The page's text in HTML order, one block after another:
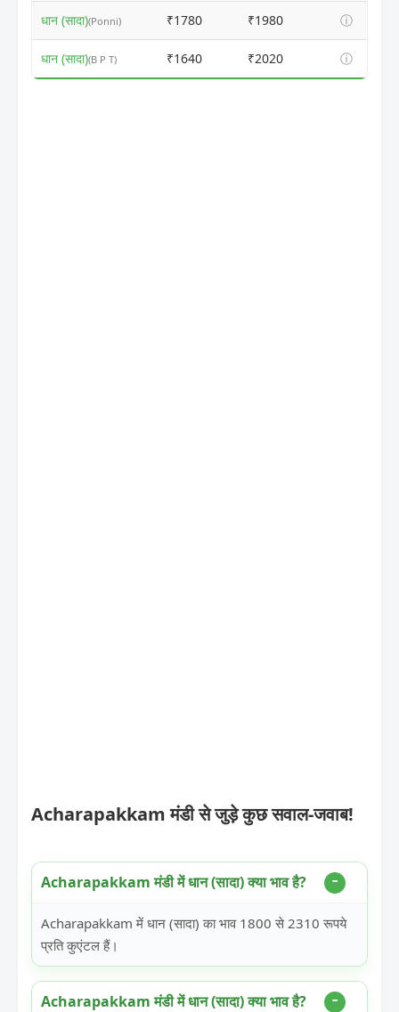
धान (सादा)(Ponni) ₹1780 ₹1980 ⓘ
धान (सादा)(B P T) ₹1640 ₹2020 ⓘ
Acharapakkam मंडी से जुड़े कुछ सवाल-जवाब!
Acharapakkam मंडी में धान (सादा) क्या भाव है?
Acharapakkam में धान (सादा) का भाव 1800 से 2310 रूपये
प्रति कुएंटल हैं।
Acharapakkam मंडी में धान (सादा) क्या भाव है?